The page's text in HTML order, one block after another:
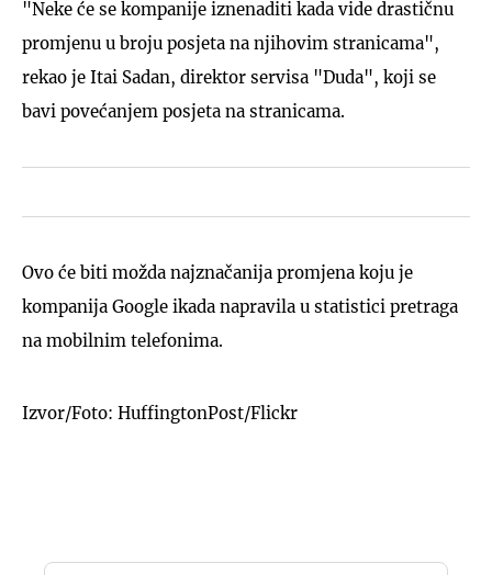
"Neke će se kompanije iznenaditi kada vide drastičnu
promjenu u broju posjeta na njihovim stranicama",
rekao je Itai Sadan, direktor servisa "Duda", koji se
bavi povećanjem posjeta na stranicama.
Ovo će biti možda najznačanija promjena koju je
kompanija Google ikada napravila u statistici pretraga
na mobilnim telefonima.
Izvor/Foto: HuffingtonPost/Flickr